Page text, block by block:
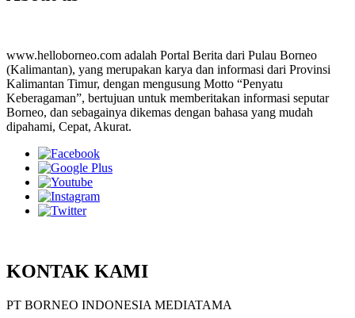
www.helloborneo.com adalah Portal Berita dari Pulau Borneo
(Kalimantan), yang merupakan karya dan informasi dari Provinsi
Kalimantan Timur, dengan mengusung Motto “Penyatu
Keberagaman”, bertujuan untuk memberitakan informasi seputar
Borneo, dan sebagainya dikemas dengan bahasa yang mudah
dipahami, Cepat, Akurat.
KONTAK KAMI
PT BORNEO INDONESIA MEDIATAMA